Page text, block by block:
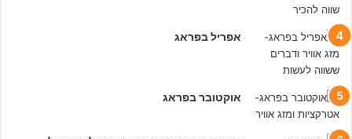
אפריל בפראג
אוקטובר בפראג